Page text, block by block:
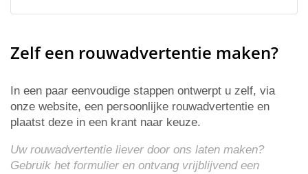
Zelf een rouwadvertentie maken?
In een paar eenvoudige stappen ontwerpt u zelf, via
onze website, een persoonlijke rouwadvertentie en
plaatst deze in een krant naar keuze.
Uw rouwadvertentie liever door ons laten maken?
Gebruik het formulier en ontvang vrijblijvend een